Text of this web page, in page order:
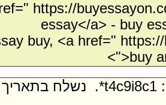
https://
essay</a> - buy
buy, <a href="
">buy